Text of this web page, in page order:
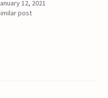
12, 2021
post